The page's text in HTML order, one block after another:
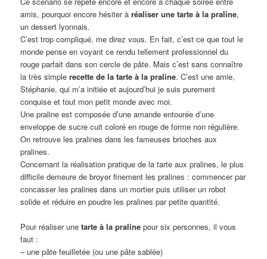
amis, pourquoi encore hésiter àréaliser une tarte à la praline,
un dessert lyonnais.
C’est trop compliqué, me direz vous. En fait, c’est ce que tout le
monde pense en voyant ce rendu tellement professionnel du
rouge parfait dans son cercle de pâte. Mais c’est sans connaître
la très simplerecette de la tarte à la praline. C’est une amie,
Stéphanie, qui m’a initiée et aujourd’hui je suis purement
conquise et tout mon petit monde avec moi.
Une praline est composée d’une amande entourée d’une
enveloppe de sucre cuit coloré en rouge de forme non régulière.
On retrouve les pralines dans les fameuses brioches aux
pralines.
Concernant la réalisation pratique de la tarte aux pralines, le plus
difficile demeure de broyer finement les pralines : commencer par
concasser les pralines dans un mortier puis utiliser un robot
solide et réduire en poudre les pralines par petite quantité.
Pour réaliser unetarte à la praline pour six personnes, il vous
faut :
– une pâte feuilletée (ou une pâte sablée)